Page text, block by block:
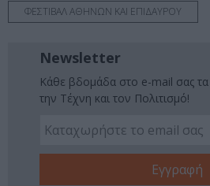
ΦΕΣΤΙΒΑΛ ΑΘΗΝΩΝ ΚΑΙ ΕΠΙΔΑΥΡΟΥ
Newsletter
Κάθε βδομάδα στο e-mail σας τα
την Τέχνη και τον Πολιτισμό!